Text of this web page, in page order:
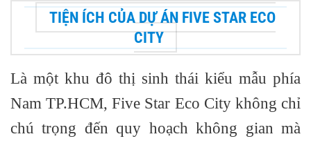
TIỆN ÍCH CỦA DỰ ÁN FIVE STAR ECO
CITY
Là một khu đô thị sinh thái kiểu mẫu phía
Nam TP.HCM,Five Star Eco Citykhông chỉ
chú trọng đến quy hoạch không gian mà